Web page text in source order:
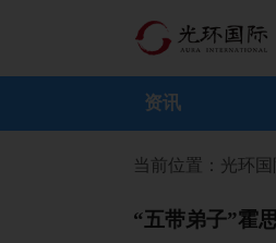
资讯
当前位置： 光环
“五带弟子”霍